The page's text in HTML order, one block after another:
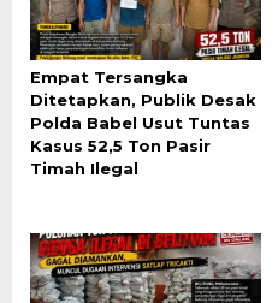
Empat Tersangka
Ditetapkan, Publik Desak
Polda Babel Usut Tuntas
Kasus 52,5 Ton Pasir
Timah Ilegal